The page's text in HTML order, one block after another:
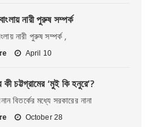
নারী পুরুষ সম্পর্ক
নারী পুরুষ সম্পর্ক ,
April 10
চট্টগ্রামের ‘মুই কি হনুরে’?
বিতর্কের মধ্যে সরকারের নানা
October 28